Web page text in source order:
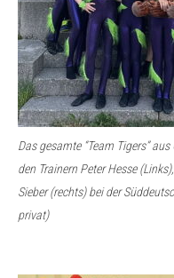
Das gesamte “Team Tigers”
den Trainern Peter Hesse
Sieber (rechts) bei der
privat)